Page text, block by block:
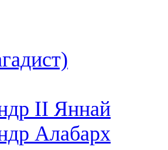
II Яннай
Алабарх